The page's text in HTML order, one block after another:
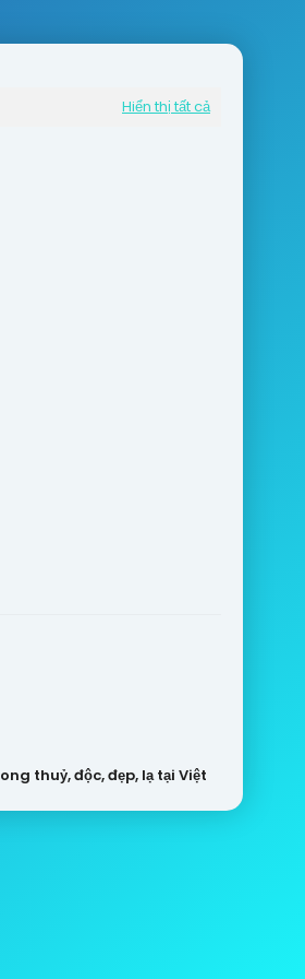
Hiển thị tất cả
thuỷ, độc, đẹp, lạ tại Việt